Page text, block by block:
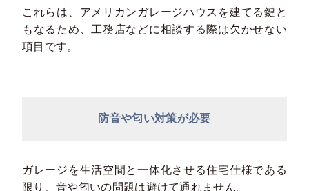
これらは、アメリカンガレージハウスを建てる鍵と
もなるため、工務店などに相談する際は欠かせない
項目です。
防音や匂い対策が必要
ガレージを生活空間と一体化させる住宅仕様である
限り、音や匂いの問題は避けて通れません。